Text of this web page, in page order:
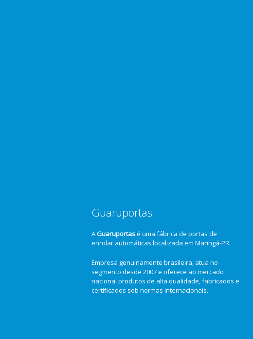
Guaruportas
AGuaruportasé uma fábrica de portas de
enrolar automáticas localizada em Maringá-PR.
Empresa genuinamente brasileira, atua no
segmento desde 2007 e oferece ao mercado
nacional produtos de alta qualidade, fabricados e
certificados sob normas internacionais.